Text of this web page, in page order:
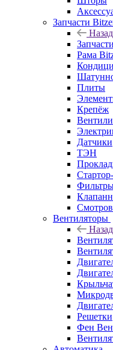
Запчасти
Назад
Рама
Плиты
Крепёж
Вентили
Датчики
ТЭН
Вентиляторы
Назад
Решетки
Фен